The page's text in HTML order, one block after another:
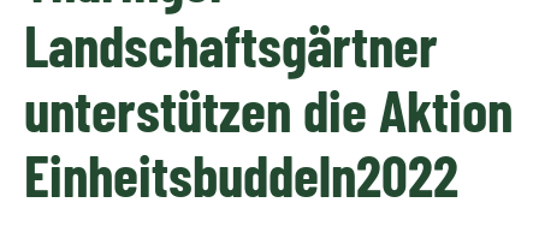
Landschaftsgärtner
unterstützen die Aktion
Einheitsbuddeln2022